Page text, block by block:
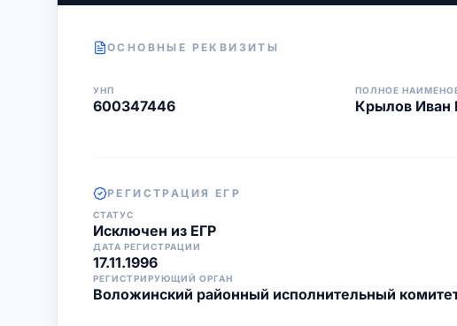
ОСНОВНЫЕ РЕКВИЗИТЫ
УНП
600347446
ПОЛНОЕ
Крылов Иван
РЕГИСТРАЦИЯ ЕГР
СТАТУС
Исключен из ЕГР
ДАТА РЕГИСТРАЦИИ
17.11.1996
РЕГИСТРИРУЮЩИЙ ОРГАН
Воложинский районный исполнительный